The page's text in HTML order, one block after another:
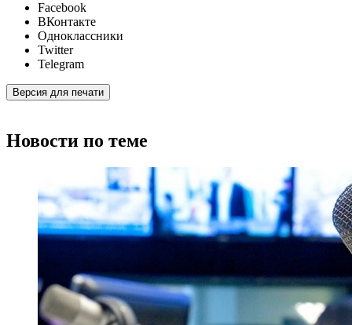
Facebook
ВКонтакте
Одноклассники
Twitter
Telegram
Версия для печати
Новости по теме